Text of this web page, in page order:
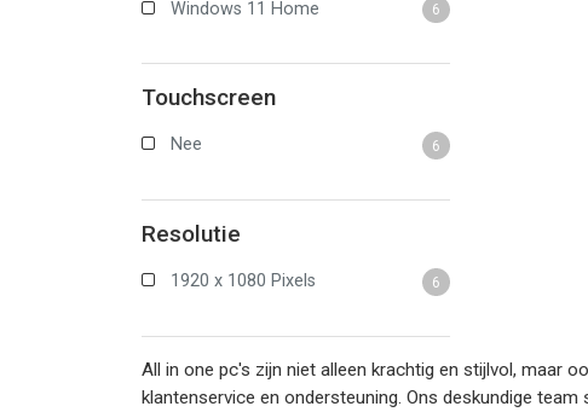
Windows 11 Home 6
Touchscreen
Nee 6
Resolutie
1920 x 1080 Pixels 6
All in one pc's zijn niet alleen krachtig en stijlvol, maar
klantenservice en ondersteuning. Ons deskundige